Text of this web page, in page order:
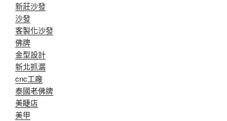
新莊沙發
沙發
客製化沙發
佛牌
金型設計
新北抓漏
cnc工廠
泰國老佛牌
美睫店
美甲